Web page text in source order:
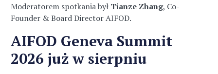
Moderatorem spotkania był Tianze Zhang, Co-
Founder & Board Director AIFOD.
AIFOD Geneva Summit
2026 już w sierpniu